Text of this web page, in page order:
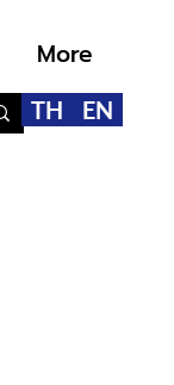
More
TH EN